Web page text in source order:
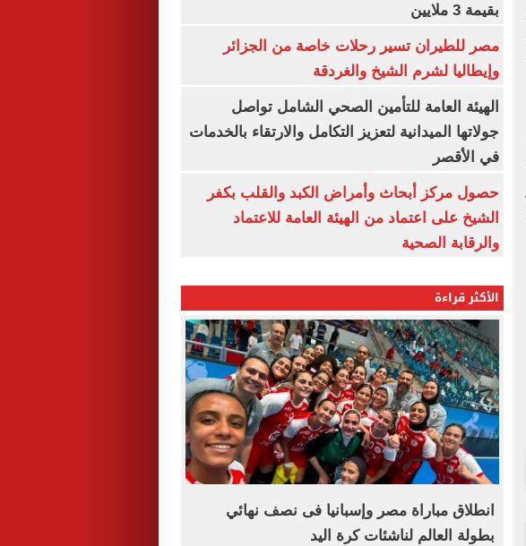
بقيمة 3 ملايين
مصر للطيران تسير رحلات خاصة من الجزائر
وإيطاليا لشرم الشيخ والغردقة
الهيئة العامة للتأمين الصحي الشامل تواصل
جولاتها الميدانية لتعزيز التكامل والارتقاء بالخدمات
في الأقصر
حصول مركز أبحاث وأمراض الكبد والقلب بكفر
الشيخ على اعتماد من الهيئة العامة للاعتماد
والرقابة الصحية
الأكثر قراءة
انطلاق مباراة مصر وإسبانيا فى نصف نهائي
بطولة العالم لناشئات كرة اليد